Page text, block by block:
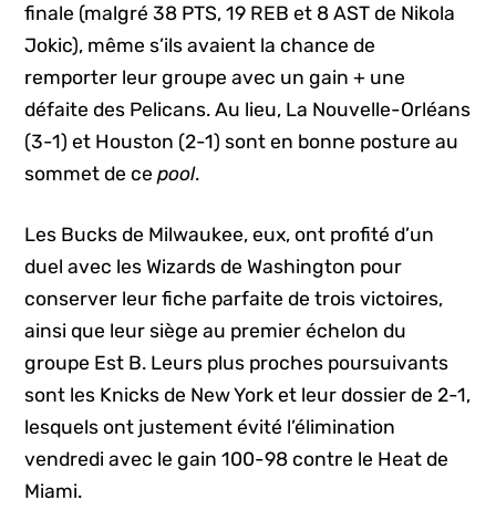
finale (malgré 38 PTS, 19 REB et 8 AST de Nikola
Jokic), même s’ils avaient la chance de
remporter leur groupe avec un gain + une
défaite des Pelicans. Au lieu, La Nouvelle-Orléans
(3-1) et Houston (2-1) sont en bonne posture au
sommet de cepool.
Les Bucks de Milwaukee, eux, ont profité d’un
duel avec les Wizards de Washington pour
conserver leur fiche parfaite de trois victoires,
ainsi que leur siège au premier échelon du
groupe Est B. Leurs plus proches poursuivants
sont les Knicks de New York et leur dossier de 2-1,
lesquels ont justement évité l’élimination
vendredi avec le gain 100-98 contre le Heat de
Miami.